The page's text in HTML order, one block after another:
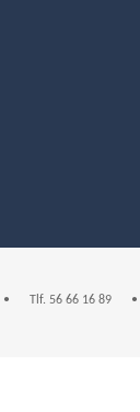
• Tlf. 56 66 16 89 •